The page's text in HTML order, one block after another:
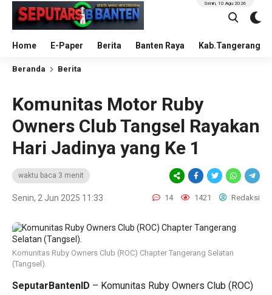
Home E-Paper Berita Banten Raya Kab.Tangerang
Senin, 10 Agu 2026
Beranda Berita
Komunitas Motor Ruby
Owners Club Tangsel Rayakan
Hari Jadinya yang Ke 1
waktu baca 3 menit
Senin, 2 Jun 2025 11:33 14 1421 Redaksi
Komunitas Ruby Owners Club (ROC) Chapter Tangerang Selatan
(Tangsel).
SeputarBantenID – Komunitas Ruby Owners Club (ROC)